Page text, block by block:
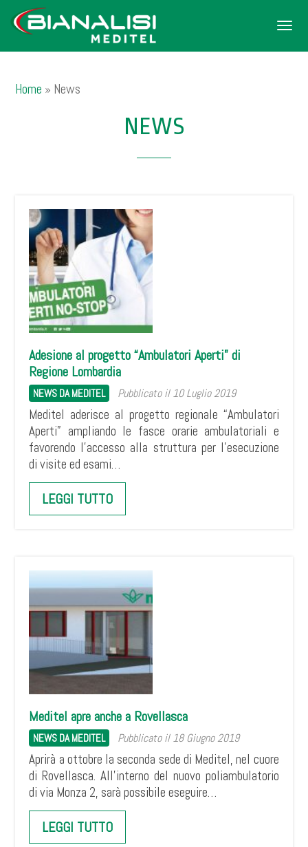
Menu
Home » News
NEWS
Adesione al progetto “Ambulatori Aperti” di
Regione Lombardia
NEWS DA MEDITEL Pubblicato il 10 Luglio 2019
Meditel aderisce al progetto regionale “Ambulatori
Aperti” ampliando le fasce orarie ambulatoriali e
favorendo l’accesso alla struttura per l’esecuzione
di visite ed esami…
LEGGI TUTTO
Meditel apre anche a Rovellasca
NEWS DA MEDITEL Pubblicato il 18 Giugno 2019
Aprirà a ottobre la seconda sede di Meditel, nel cuore
di Rovellasca. All’interno del nuovo poliambulatorio
di via Monza 2, sarà possibile eseguire…
LEGGI TUTTO